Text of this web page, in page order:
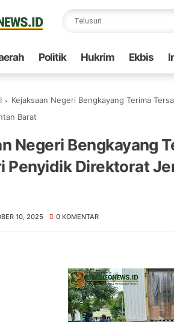
Politik Hukrim Ekbis
Kejaksaan Negeri Bengkayang Terima
Barat
Negeri Bengkayang
Penyidik Direktorat
10, 2025 0 KOMENTAR